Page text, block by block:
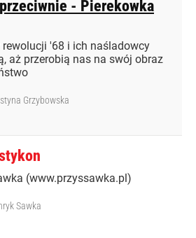
- Pierekowka
rewolucji '68 i ich naśladowcy
aż przerobią nas na swój obraz
Grzybowska
(www.przyssawka.pl)
Sawka